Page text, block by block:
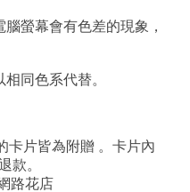
螢幕會有色差的現象，
同色系代替。
卡片皆為附贈 。卡片內
款。
路花店